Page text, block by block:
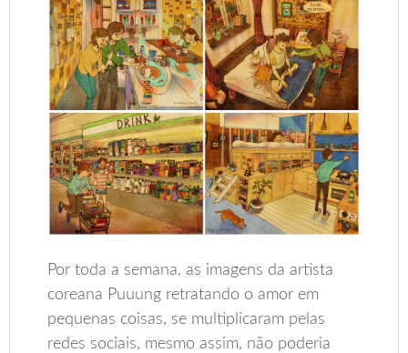
Por toda a semana, as imagens da artista
coreana Puuung retratando o amor em
pequenas coisas, se multiplicaram pelas
redes sociais, mesmo assim, não poderia